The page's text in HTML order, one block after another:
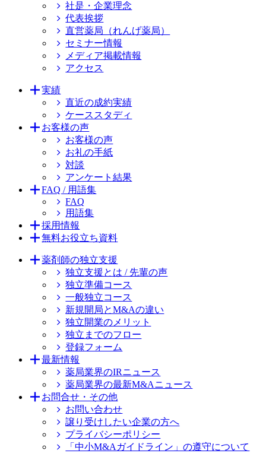
社是・企業理念
代表挨拶
直営薬局（れんげ薬局）
セミナー情報
メディア掲載情報
アクセス
実績
直近の成約実績
ケーススタディ
お客様の声
お客様の声
お礼の手紙
対談
アンケート結果
FAQ / 用語集
FAQ
用語集
採用情報
無料お役立ち資料
薬剤師の独立支援
独立支援とは / 先輩の声
独立準備コース
一般独立コース
新規開局とM&Aの違い
独立開業のメリット
独立までのフロー
登録フォーム
最新情報
薬局業界のIRニュース
薬局業界の最新M&Aニュース
お問合せ・その他
お問い合わせ
譲り受けしたい企業の方へ
プライバシーポリシー
「中小M&Aガイドライン」の遵守について